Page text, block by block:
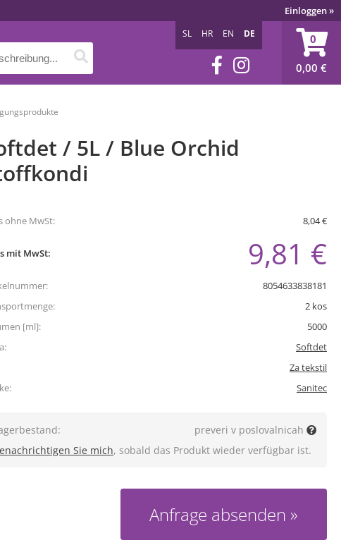
Einloggen»
0
0,00 €
SL HR EN DE
/ 5L / Blue Orchid
ohne MwSt: 8,04 €
mit MwSt: 9,81 €
8054633838181
2 kos
[ml]:
5000
Softdet
Za tekstil
Sanitec
preveri v poslovalnicah
Sie mich, sobald das Produkt wieder verfügbar ist.
Anfrage absenden